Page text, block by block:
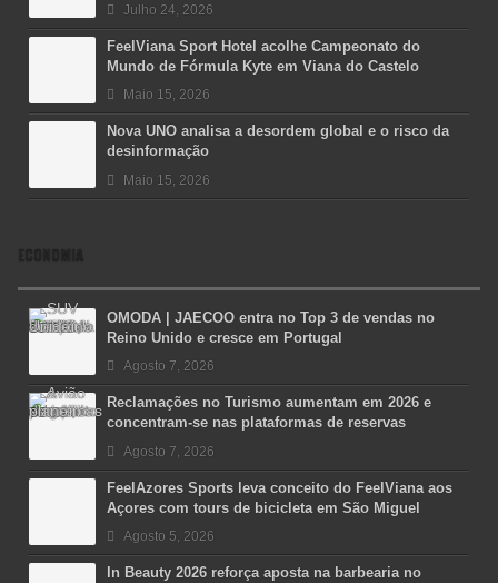
Julho 24, 2026
FeelViana Sport Hotel acolhe Campeonato do
Mundo de Fórmula Kyte em Viana do Castelo
Maio 15, 2026
Nova UNO analisa a desordem global e o risco da
desinformação
Maio 15, 2026
ECONOMIA
OMODA | JAECOO entra no Top 3 de vendas no
Reino Unido e cresce em Portugal
Agosto 7, 2026
Reclamações no Turismo aumentam em 2026 e
concentram-se nas plataformas de reservas
Agosto 7, 2026
FeelAzores Sports leva conceito do FeelViana aos
Açores com tours de bicicleta em São Miguel
Agosto 5, 2026
In Beauty 2026 reforça aposta na barbearia no